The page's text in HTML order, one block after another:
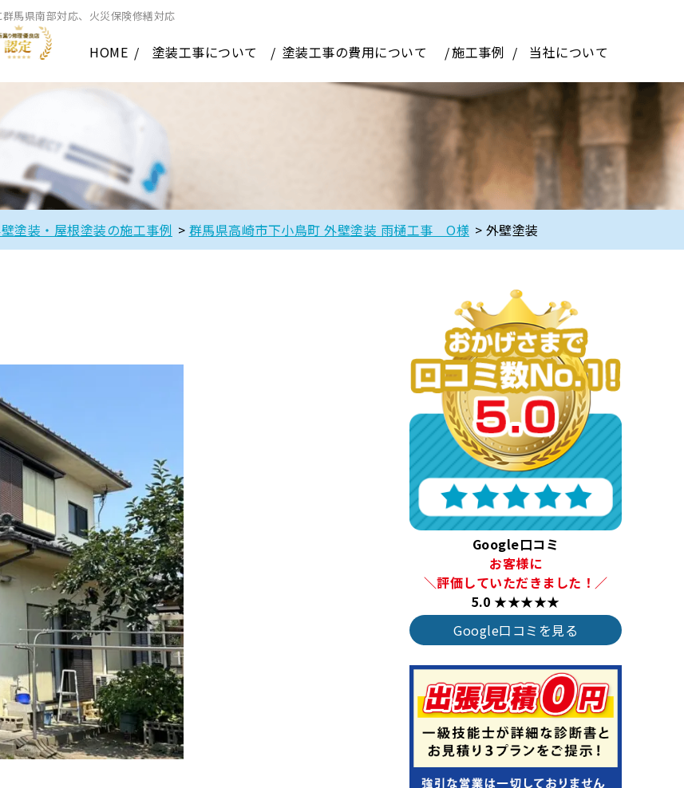
馬県南部対応、火災保険修繕対応
HOME 塗装工事について 塗装工事の費用について 施工事例 当社について
塗装・屋根塗装の施工事例 > 群馬県高崎市下小鳥町 外壁塗装 雨樋工事 O様 > 外壁塗装
Google口コミ
お客様に
＼評価していただきました！／
5.0 ★★★★★
Google口コミを見る